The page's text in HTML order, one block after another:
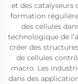
et des catalyseurs
formation
des cellules
technologique de
créer des
de cellules
macro. Les
dans des